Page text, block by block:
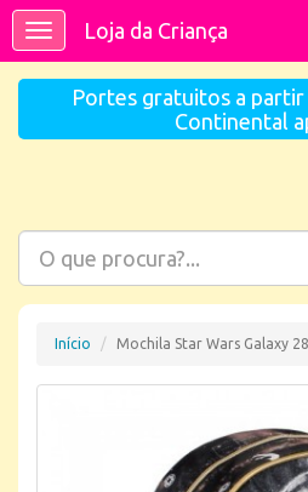
ToggleLoja da Criança
Portes gratuitos a
Continental
Início Mochila Star Wars Galaxy